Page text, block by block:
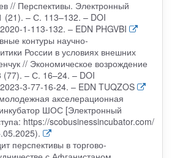
// Перспективы. Электронный
– С. 113–132. – DOI
1-113-132. – EDN PHGVBI
контуры научно-
России в условиях внешних
// Экономическое возрождение
– С. 16–24. – DOI
3-77-16-24. – EDN TUQZOS
акселерационная
ШОС [Электронный
https://scobusinessincubator.com/
перспективы в торгово-